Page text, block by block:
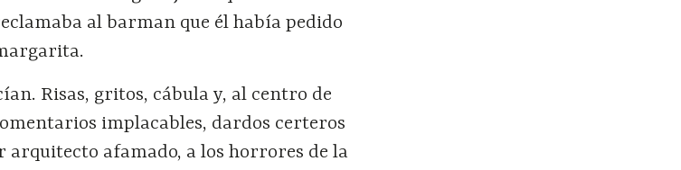
al barman que él había pedido
Risas, gritos, cábula y, al centro de
implacables, dardos certeros
afamado, a los horrores de la